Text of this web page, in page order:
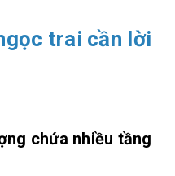
trai cần lời
chứa nhiều tầng